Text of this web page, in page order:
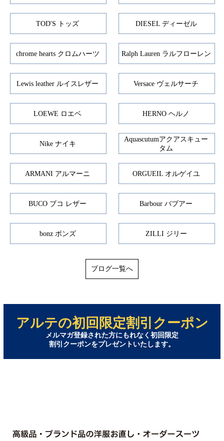
TOD'S トッズ DIESEL ディーゼル
chrome hearts クロムハーツ Ralph Lauren ラルフローレン
Lewis leather ルイスレザー Versace ヴェルサーチ
LOEWE ロエベ HERNO ヘルノ
Nike ナイキ
Aquascutumアクアスキュー
タム
ARMANI アルマーニ ORGUEIL オルゲイユ
BUCO ブコ レザー Barbour バブアー
bonz ボンズ ZILLI ジリー
ブログ一覧へ
アルテの初回限定割引クーポン
メルマガ登録された方にもれなく初回限定
割引クーポンをプレゼントいたします。